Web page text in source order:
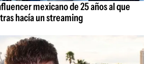
mexicano de 25 años al que
hacía un streaming